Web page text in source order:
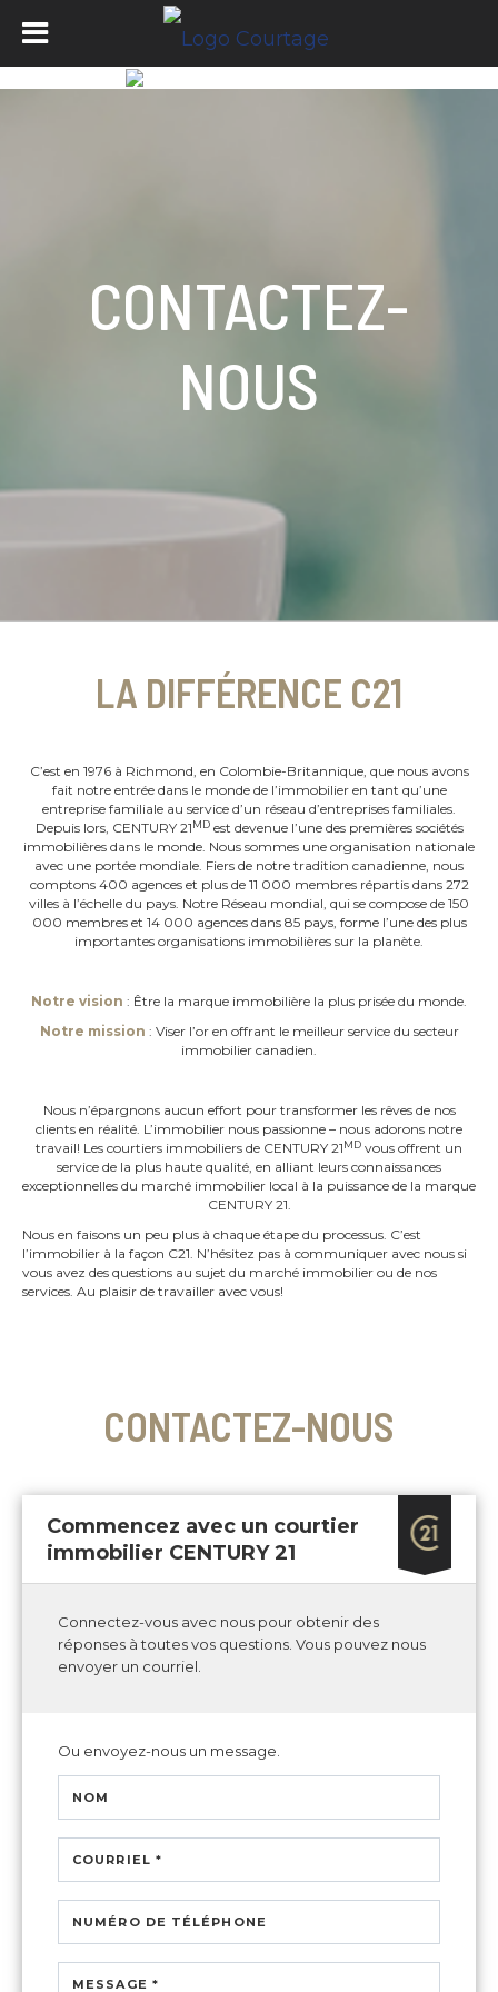
CONTACTEZ-
NOUS
LA DIFFÉRENCE C21
C’est en 1976 à Richmond, en Colombie-Britannique, que nous avons
fait notre entrée dans le monde de l’immobilier en tant qu’une
entreprise familiale au service d’un réseau d’entreprises familiales.
Depuis lors, CENTURY 21MDest devenue l’une des premières sociétés
immobilières dans le monde. Nous sommes une organisation nationale
avec une portée mondiale. Fiers de notre tradition canadienne, nous
comptons 400 agences et plus de 11 000 membres répartis dans 272
villes à l’échelle du pays. Notre Réseau mondial, qui se compose de 150
000 membres et 14 000 agences dans 85 pays, forme l’une des plus
importantes organisations immobilières sur la planète.
Notre vision : Être la marque immobilière la plus prisée du monde.
Notre mission : Viser l’or en offrant le meilleur service du secteur
immobilier canadien.
Nous n’épargnons aucun effort pour transformer les rêves de nos
clients en réalité. L’immobilier nous passionne – nous adorons notre
travail! Les courtiers immobiliers de CENTURY 21MD vous offrent un
service de la plus haute qualité, en alliant leurs connaissances
exceptionnelles du marché immobilier local à la puissance de la marque
CENTURY 21.
Nous en faisons un peu plus à chaque étape du processus. C’est
l’immobilier à la façon C21. N’hésitez pas à communiquer avec nous si
vous avez des questions au sujet du marché immobilier ou de nos
services. Au plaisir de travailler avec vous!
CONTACTEZ-NOUS
Commencez avec un courtier
immobilier CENTURY 21
Connectez-vous avec nous pour obtenir des
réponses à toutes vos questions. Vous pouvez nous
envoyer un courriel.
Ou envoyez-nous un message.
NOM
COURRIEL *
NUMÉRO DE TÉLÉPHONE
MESSAGE *